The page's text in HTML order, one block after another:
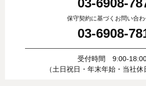
03-6908-
保守契約に基づくお問い合わ
03-6908-
受付時間 9:00-
（土日祝日・年末年始・当社休